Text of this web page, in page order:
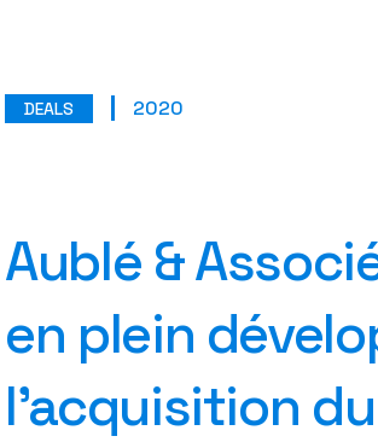
DEALS 2020
Aublé &
en plein
l’acquisition